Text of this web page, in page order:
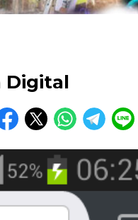
Digital